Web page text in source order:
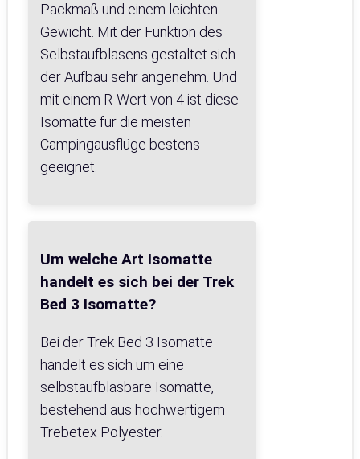
Packmaß und einem leichten
Gewicht. Mit der Funktion des
Selbstaufblasens gestaltet sich
der Aufbau sehr angenehm. Und
mit einem R-Wert von 4 ist diese
Isomatte für die meisten
Campingausflüge bestens
geeignet.
Um welche Art Isomatte
handelt es sich bei der Trek
Bed 3 Isomatte?
Bei der Trek Bed 3 Isomatte
handelt es sich um eine
selbstaufblasbare Isomatte,
bestehend aus hochwertigem
Trebetex Polyester.